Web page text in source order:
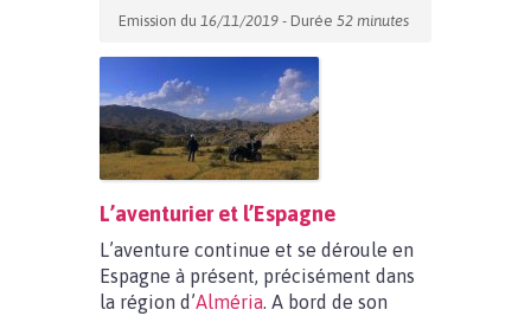
Emission du 16/11/2019 - Durée 52 minutes
L’aventurier et l’Espagne
L’aventure continue et se déroule en
Espagne à présent, précisément dans
la région d’Alméria. A bord de son